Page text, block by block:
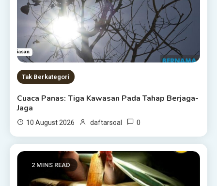
Tak Berkategori
Cuaca Panas: Tiga Kawasan Pada Tahap Berjaga-
Jaga
10 August 2026 daftarsoal 0
2 MINS READ